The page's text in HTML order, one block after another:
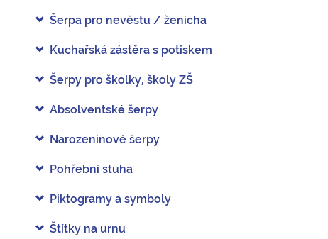
Šerpa pro nevěstu / ženicha
Kuchařská zástěra s potiskem
Šerpy pro školky, školy ZŠ
Absolventské šerpy
Narozeninové šerpy
Pohřební stuha
Piktogramy a symboly
Štítky na urnu